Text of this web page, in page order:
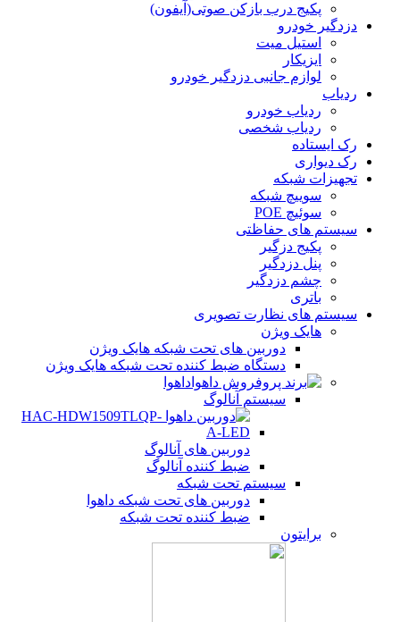
پکیج درب بازکن صوتی(آیفون)
دزدگیر خودرو
استیل میت
ایزیکار
لوازم جانبی دزدگیر خودرو
ردیاب
ردیاب خودرو
ردیاب شخصی
رک ایستاده
رک دیواری
تجهیزات شبکه
سوییچ شبکه
سوئیچ POE
سیستم های حفاظتی
پکیج دزگیر
پنل دزدگیر
چشم دزدگیر
باتری
سیستم های نظارت تصویری
هایک ویژن
دوربین های تحت شبکه هایک ویژن
دستگاه ضبط کننده تحت شبکه هایک ویژن
داهوا
سیستم آنالوگ
دوربین های آنالوگ
ضبط کننده آنالوگ
سیستم تحت شبکه
دوربین های تحت شبکه داهوا
ضبط کننده تحت شبکه
برایتون